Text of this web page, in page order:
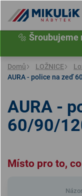
obsah
🔩 Šroubujeme
Domů LOŽNICE
AURA - police na zeď
Místo pro to,
AURA -
60/90/